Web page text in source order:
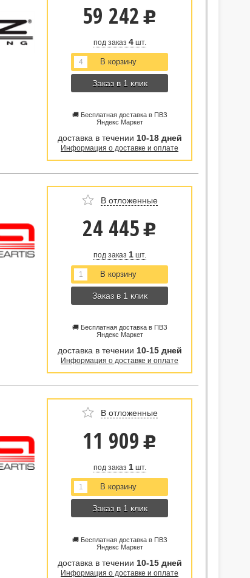
59 242 u
под заказ 4шт.
Заказ в 1 клик
🚚 Бесплатная доставка в ПВЗ
Яндекс Маркет
доставка в течении 10-18 дней
Информация о доставке и оплате
В отложенные
24 445 u
под заказ 1шт.
Заказ в 1 клик
🚚 Бесплатная доставка в ПВЗ
Яндекс Маркет
доставка в течении 10-15 дней
Информация о доставке и оплате
В отложенные
11 909 u
под заказ 1шт.
Заказ в 1 клик
🚚 Бесплатная доставка в ПВЗ
Яндекс Маркет
доставка в течении 10-15 дней
Информация о доставке и оплате